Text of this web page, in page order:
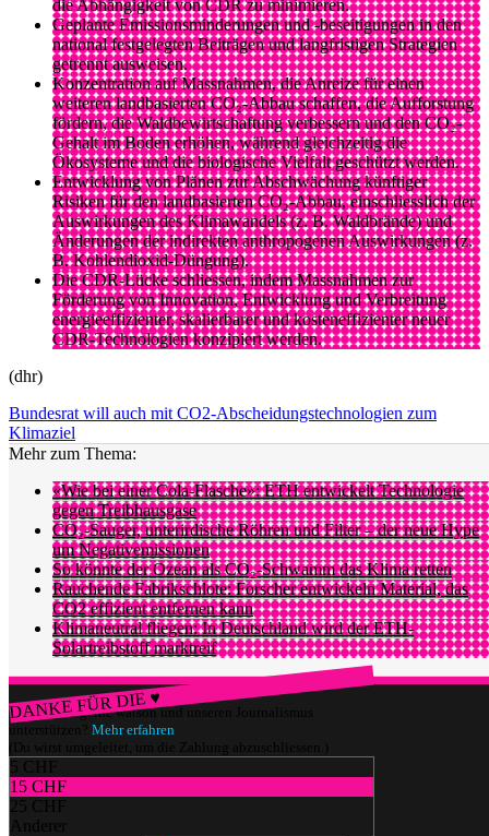
die Abhängigkeit von CDR zu minimieren.
Geplante Emissionsminderungen und -beseitigungen in den
national festgelegten Beiträgen und langfristigen Strategien
getrennt ausweisen.
Konzentration auf Massnahmen, die Anreize für einen
weiteren landbasierten CO₂-Abbau schaffen, die Aufforstung
fördern, die Waldbewirtschaftung verbessern und den CO₂-
Gehalt im Boden erhöhen, während gleichzeitig die
Ökosysteme und die biologische Vielfalt geschützt werden.
Entwicklung von Plänen zur Abschwächung künftiger
Risiken für den landbasierten CO₂-Abbau, einschliesslich der
Auswirkungen des Klimawandels (z. B. Waldbrände) und
Änderungen der indirekten anthropogenen Auswirkungen (z.
B. Kohlendioxid-Düngung).
Die CDR-Lücke schliessen, indem Massnahmen zur
Förderung von Innovation, Entwicklung und Verbreitung
energieeffizienter, skalierbarer und kosteneffizienter neuer
CDR-Technologien konzipiert werden.
(dhr)
Bundesrat will auch mit CO2-Abscheidungstechnologien zum
Klimaziel
Mehr zum Thema:
«Wie bei einer Cola-Flasche»: ETH entwickelt Technologie
gegen Treibhausgase
CO₂-Sauger, unterirdische Röhren und Filter – der neue Hype
um Negativemissionen
So könnte der Ozean als CO₂-Schwamm das Klima retten
Rauchende Fabrikschlote: Forscher entwickeln Material, das
CO2 effizient entfernen kann
Klimaneutral fliegen: In Deutschland wird der ETH-
Solartreibstoff marktreif
DANKE FÜR DIE ♥
Würdest du gerne watson und unseren Journalismus
unterstützen? Mehr erfahren
(Du wirst umgeleitet, um die Zahlung abzuschliessen.)
5 CHF
15 CHF
25 CHF
Anderer